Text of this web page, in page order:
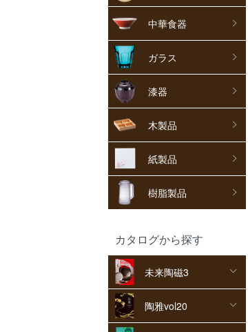
中華食器
ガラス
漆器
木製品
紙製品
樹脂製品
カタログから探す
未来陶磁3
陶雅vol20